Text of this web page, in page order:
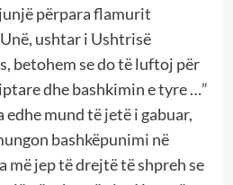
përpara flamurit
ushtar i Ushtrisë
betohem se do të luftoj për
dhe bashkimin e tyre …”
mund të jetë i gabuar,
bashkëpunimi në
më jep të drejtë të shpreh se